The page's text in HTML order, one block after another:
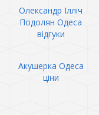
Олександр Ілліч
Подолян Одеса
відгуки
Акушерка Одеса
ціни